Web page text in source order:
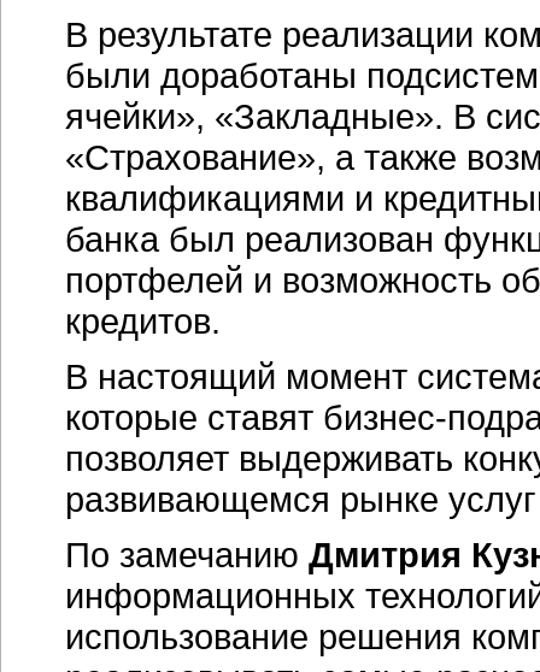
В результате реализации
были доработаны
ячейки», «Закладные». В
«Страхование», а также
квалификациями и
банка был реализован
портфелей и возможность
кредитов.
В настоящий момент
которые ставят бизнес-
позволяет выдерживать
развивающемся рынке услуг
По замечанию Дмитрия
информационных
использование решения